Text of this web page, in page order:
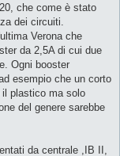
che come è stato
dei circuiti.
Verona che
da 2,5A di cui due
Ogni booster
esempio che un corto
plastico ma solo
del genere sarebbe
da centrale ,IB II,